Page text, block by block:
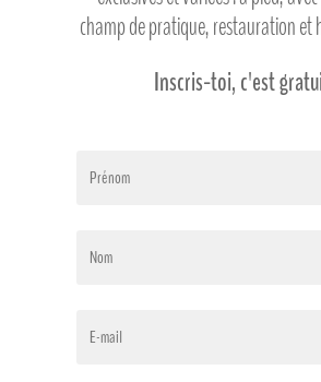
champ de pratique, restauration et
Inscris-toi, c'est